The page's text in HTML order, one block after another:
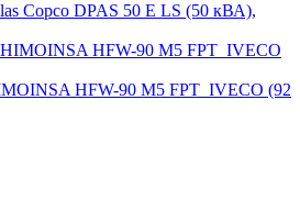
Copco DPAS 50 E LS (50 кВА),
HFW-90 M5 FPT_IVECO (92